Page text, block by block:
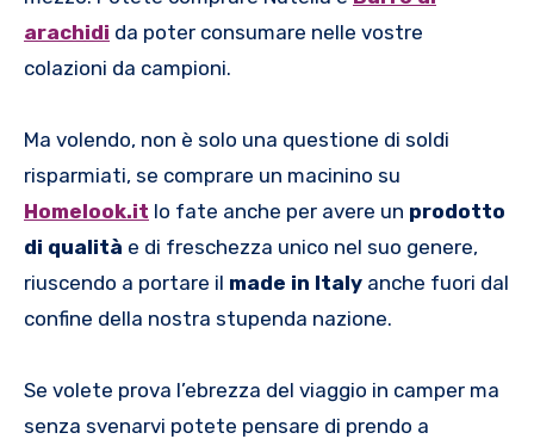
arachidi da poter consumare nelle vostre
colazioni da campioni.
Ma volendo, non è solo una questione di soldi
risparmiati, se comprare un macinino su
Homelook.it lo fate anche per avere un prodotto
di qualità e di freschezza unico nel suo genere,
riuscendo a portare il made in Italy anche fuori dal
confine della nostra stupenda nazione.
Se volete prova l’ebrezza del viaggio in camper ma
senza svenarvi potete pensare di prendo a